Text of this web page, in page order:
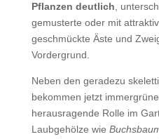
Pflanzen deutlich ,
gemusterte oder mit
geschmückte Äste und
Vordergrund.
Neben den geradezu
bekommen jetzt
herausragende Rolle im
Laubgehölze wie